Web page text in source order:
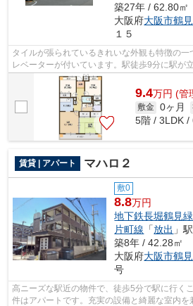
築27年 / 62.80㎡
大阪府大阪市鶴
１５
タイルが張られているきれいな外観も特徴の
レベーターが付いています。駅徒歩9分に駅が
多く利用する方にとって便利です。こち...
9.4万円 (管
敷金 0ヶ月
5階 / 3LDK /
賃貸 | アパート マハロ２
敷0
8.8万円
地下鉄長堀鶴見
片町線 「放出 」
築8年 / 42.28㎡
大阪府大阪市鶴
号
高ニーズな駅近の物件で、徒歩5分で駅に行く
件はアパートです。充実の設備と綺麗な室内を